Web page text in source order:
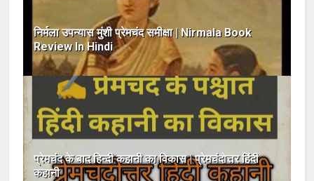
निर्मला उपन्यास मुंशी प्रेमचंद समीक्षा | Nirmala Book
Review In Hindi
प्रेमचंद के बाद हिन्दी कहानी का विकास | प्रेमचंदोत्तर हिंदी
कहानी